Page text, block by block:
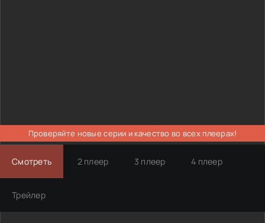
Проверяйте новые серии и качество во всех плеерах!
Смотреть 2 плеер 3 плеер 4 плеер
Трейлер